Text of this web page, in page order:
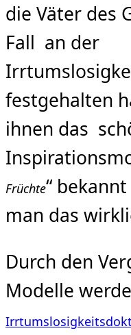
die Väter des
Fall an der
festgehalten
ihnen das
Früchte“
man das
Durch den
Modelle